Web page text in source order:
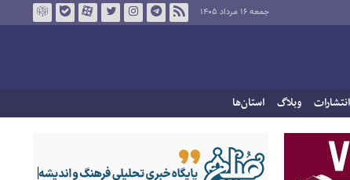
جمعه ۱۶ مرداد ۱۴۰۵
انتشارات وبلاگ استان‌ها